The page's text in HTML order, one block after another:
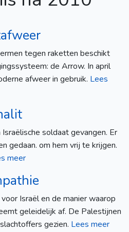
tegen raketten beschikt
de Arrow. In april
afweer in gebruik. Lees
soldaat gevangen. Er
gedaan. om hem vrij te krijgen.
meer
Israël en de manier waarop
geleidelijk af. De Palestijnen
gezien. Lees meer